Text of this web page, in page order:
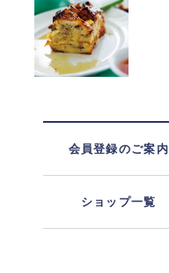
会員登録のご案内
ショップ一覧